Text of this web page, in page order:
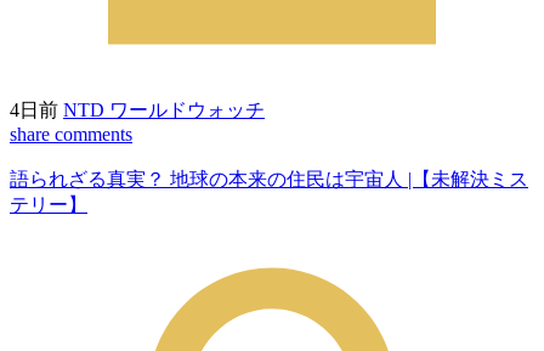
4日前 NTD ワールドウォッチ
share comments
語られざる真実？ 地球の本来の住民は宇宙人 |【未解決ミス
テリー】